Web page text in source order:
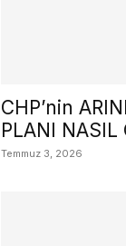
CHP’nin
PLANI NASIL
Temmuz 3, 2026